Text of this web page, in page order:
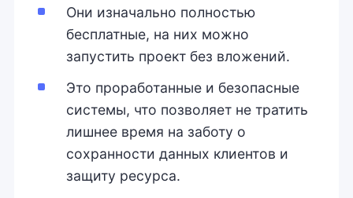
Они изначально полностью
бесплатные, на них можно
запустить проект без вложений.
Это проработанные и безопасные
системы, что позволяет не тратить
лишнее время на заботу о
сохранности данных клиентов и
защиту ресурса.